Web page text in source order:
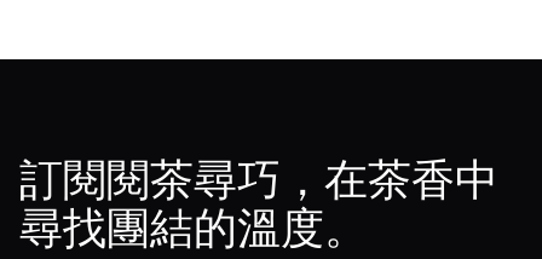
訂閱閱茶尋巧，在茶香中
尋找團結的溫度。